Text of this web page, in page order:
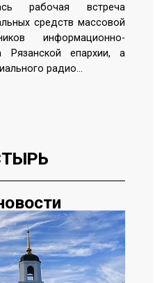
рабочая встреча
средств массовой
информационно-
Рязанской епархии, а
радио…